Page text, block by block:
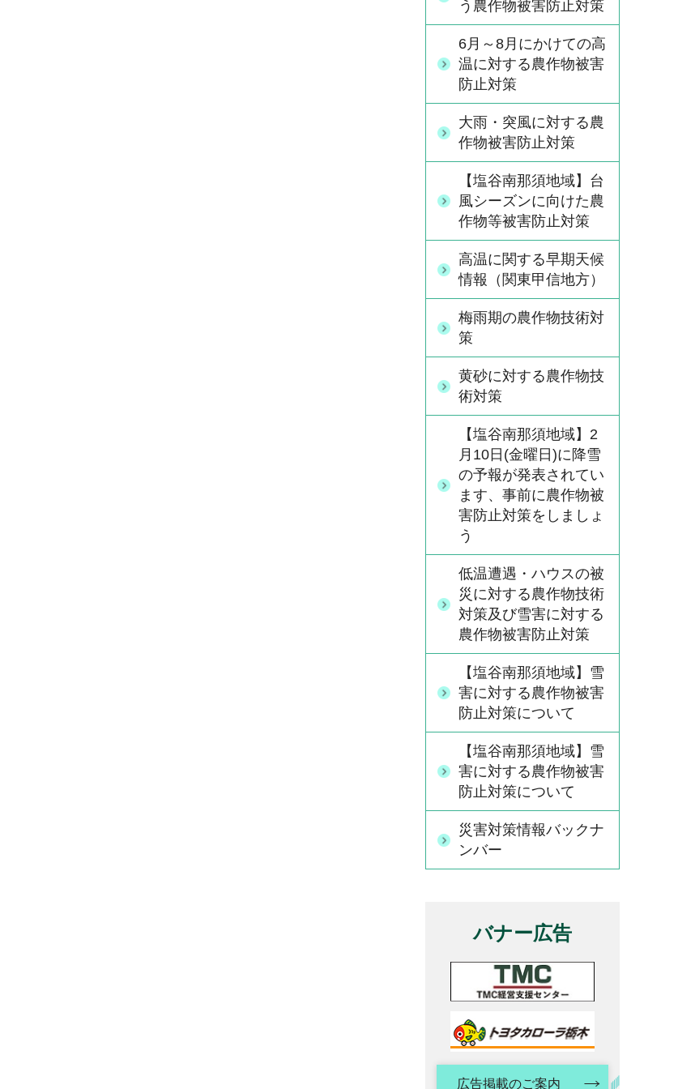
う農作物被害防止対策
6月～8月にかけての高
温に対する農作物被害
防止対策
大雨・突風に対する農
作物被害防止対策
【塩谷南那須地域】台
風シーズンに向けた農
作物等被害防止対策
高温に関する早期天候
情報（関東甲信地方）
梅雨期の農作物技術対
策
黄砂に対する農作物技
術対策
【塩谷南那須地域】2
月10日(金曜日)に降雪
の予報が発表されてい
ます、事前に農作物被
害防止対策をしましょ
う
低温遭遇・ハウスの被
災に対する農作物技術
対策及び雪害に対する
農作物被害防止対策
【塩谷南那須地域】雪
害に対する農作物被害
防止対策について
【塩谷南那須地域】雪
害に対する農作物被害
防止対策について
災害対策情報バックナ
ンバー
バナー広告
広告掲載のご案内